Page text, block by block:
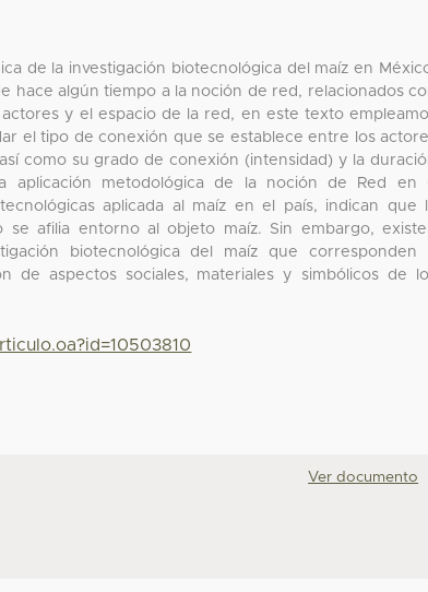
de la investigación biotecnológica del maíz en
hace algún tiempo a la noción de red, relacionados
y el espacio de la red, en este texto
el tipo de conexión que se establece entre los
como su grado de conexión (intensidad) y la
aplicación metodológica de la noción de Red en
aplicada al maíz en el país, indican que
se afilia entorno al objeto maíz. Sin embargo,
biotecnológica del maíz que corresponden
de aspectos sociales, materiales y simbólicos de
Ver documento